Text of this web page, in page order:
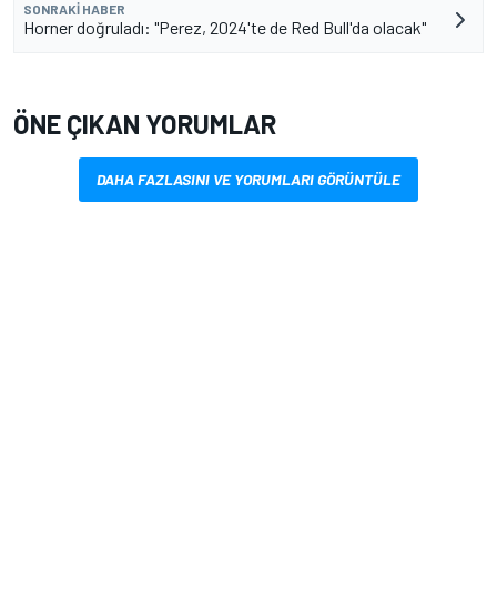
SONRAKI HABER
Horner doğruladı: "Perez, 2024'te de Red Bull'da olacak"
ÖNE ÇIKAN YORUMLAR
DAHA FAZLASINI VE YORUMLARI GÖRÜNTÜLE